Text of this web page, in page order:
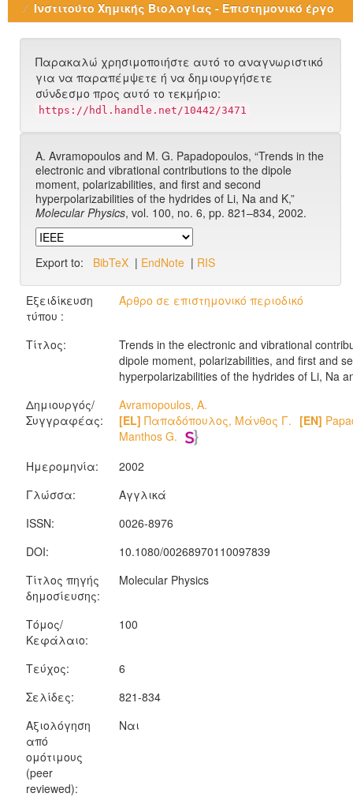
Ινστιτούτο Χημικής Βιολογίας - Επιστημονικό έργο
Παρακαλώ χρησιμοποιήστε αυτό το αναγνωριστικό
για να παραπέμψετε ή να δημιουργήσετε
σύνδεσμο προς αυτό το τεκμήριο:
https://hdl.handle.net/10442/3471
A. Avramopoulos and M. G. Papadopoulos, “Trends in the
electronic and vibrational contributions to the dipole
moment, polarizabilities, and first and second
hyperpolarizabilities of the hydrides of Li, Na and K,”
Molecular Physics, vol. 100, no. 6, pp. 821–834, 2002.
Export to: BibTeX | EndNote | RIS
Εξειδίκευση
τύπου :
Άρθρο σε επιστημονικό περιοδικό
Τίτλος:
Trends in the electronic and vibrational
dipole moment, polarizabilities, and first and
hyperpolarizabilities of the hydrides of Li, Na
Δημιουργός/
Συγγραφέας:
Avramopoulos, A.
[EL] Παπαδόπουλος, Μάνθος Γ. [EN]
Manthos G.
Ημερομηνία:
2002
Γλώσσα:
Αγγλικά
ISSN:
0026-8976
DOI:
10.1080/00268970110097839
Τίτλος πηγής
δημοσίευσης:
Molecular Physics
Τόμος/
Κεφάλαιο:
100
Τεύχος:
6
Σελίδες:
821-834
Αξιολόγηση
από
ομότιμους
(peer
reviewed):
Ναι